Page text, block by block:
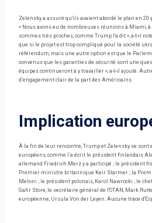
Zelensky a assuré qu'ils avaient abordé le plan en 20
« Nous avons eu de nombreuses réunions à Miami,
sommes très proches, comme Trump l'a dit », a-t-il
que si le projet est trop compliqué pour la société
référendum, mais une autre option est que le
convenus que les garanties de sécurité sont une
équipes continueront à y travailler », a-t-il ajouté.
d’engagement clair de la part des Américains.
Implication
À la fin de leur rencontre, Trump et Zelensky se sont
européens, comme l’a écrit le président finlandais
allemand Friedrich Merz y a participé ; le président
Premier ministre britannique Keir Starmer ; la
Meloni ; le président polonais, Karol Nawrocki ; le
Gahr Store, le secrétaire général de l'OTAN, Mark
européenne, Ursula Von der Leyen. Aucune trace